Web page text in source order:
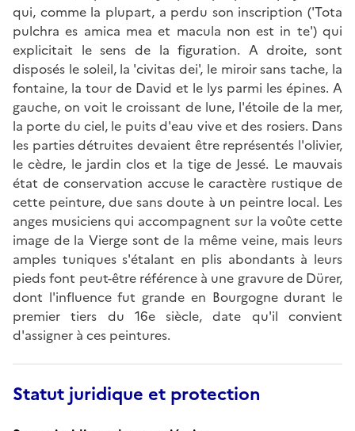
qui, comme la plupart, a perdu son inscription ('Tota
pulchra es amica mea et macula non est in te') qui
explicitait le sens de la figuration. A droite, sont
disposés le soleil, la 'civitas dei', le miroir sans tache, la
fontaine, la tour de David et le lys parmi les épines. A
gauche, on voit le croissant de lune, l'étoile de la mer,
la porte du ciel, le puits d'eau vive et des rosiers. Dans
les parties détruites devaient être représentés l'olivier,
le cèdre, le jardin clos et la tige de Jessé. Le mauvais
état de conservation accuse le caractère rustique de
cette peinture, due sans doute à un peintre local. Les
anges musiciens qui accompagnent sur la voûte cette
image de la Vierge sont de la même veine, mais leurs
amples tuniques s'étalant en plis abondants à leurs
pieds font peut-être référence à une gravure de Dürer,
dont l'influence fut grande en Bourgogne durant le
premier tiers du 16e siècle, date qu'il convient
d'assigner à ces peintures.
Statut juridique et protection